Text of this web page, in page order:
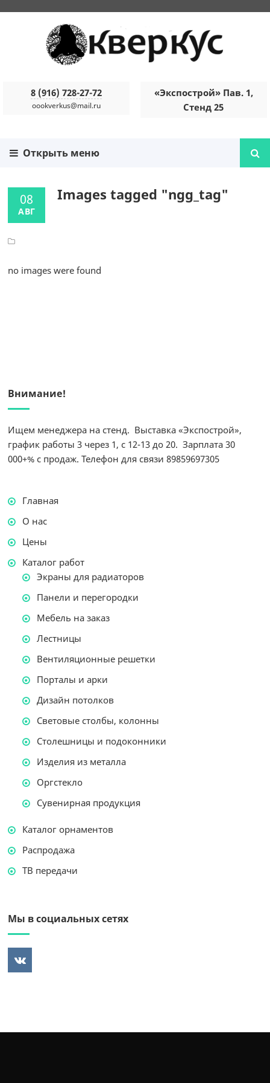
8 (916) 728-27-72
oookverkus@mail.ru
«Экспострой» Пав. 1,
Стенд 25
Открыть меню
08
АВГ
Images tagged "ngg_tag"
no images were found
Внимание!
Ищем менеджера на стенд. Выставка «Экспострой»,
график работы 3 через 1, с 12-13 до 20. Зарплата 30
000+% с продаж. Телефон для связи 89859697305
Главная
О нас
Цены
Каталог работ
Экраны для радиаторов
Панели и перегородки
Мебель на заказ
Лестницы
Вентиляционные решетки
Порталы и арки
Дизайн потолков
Световые столбы, колонны
Столешницы и подоконники
Изделия из металла
Оргстекло
Сувенирная продукция
Каталог орнаментов
Распродажа
ТВ передачи
Мы в социальных сетях